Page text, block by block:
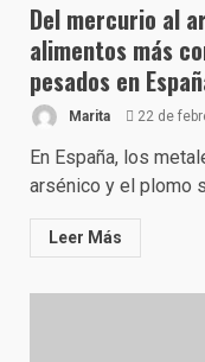
Del mercurio al
alimentos más
pesados en
Marita 22 de
En España, los
arsénico y el plomo
Leer Más